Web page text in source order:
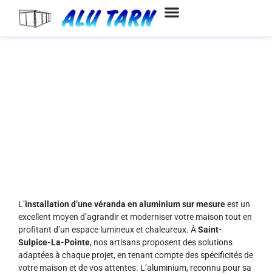
L’installation d’une véranda en aluminium sur mesureest un
excellent moyen d’agrandir et moderniser votre maison tout en
profitant d’un espace lumineux et chaleureux. ÀSaint-
Sulpice-La-Pointe, nos artisans proposent des solutions
adaptées à chaque projet, en tenant compte des spécificités de
votre maison et de vos attentes. L’aluminium, reconnu pour sa